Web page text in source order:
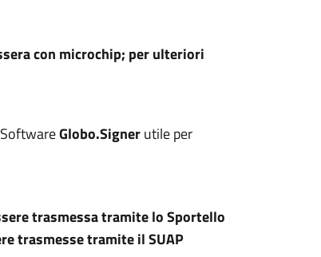
con microchip; per ulteriori
Globo.Signerutile per
trasmessa tramite lo Sportello
trasmesse tramite il SUAP